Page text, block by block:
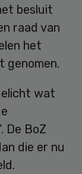
besluit
raad van
het
genomen.
wat
De BoZ
die er nu